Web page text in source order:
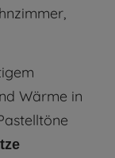
Wärme in